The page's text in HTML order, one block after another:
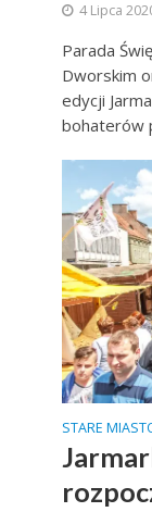
4 Lipca
Parada
Dworskim
edycji
bohaterów
STARE